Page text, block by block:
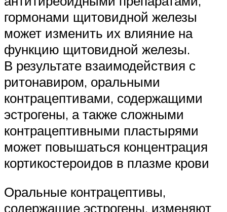
гормонами щитовидной железы
может изменить их влияние на
функцию щитовидной железы.
В результате взаимодействия с
ритонавиром, оральными
контрацептивами, содержащими
эстрогены, а также сложными
контрацептивными пластырями
может повышаться концентрация
кортикостероидов в плазме крови
Оральные контрацептивы,
содержащие эстрогены, изменяют